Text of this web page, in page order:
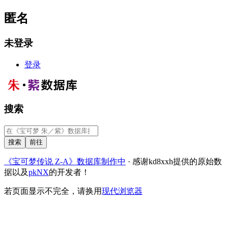
匿名
未登录
登录
搜索
《宝可梦传说 Z-A》数据库制作中 · 感谢kd8xxh提供的原始数
据以及pkNX的开发者！
若页面显示不完全，请换用现代浏览器